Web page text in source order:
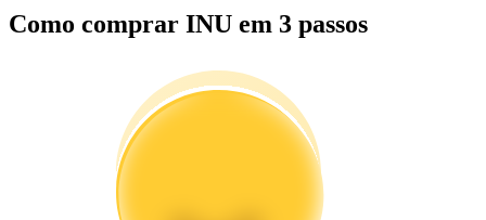
Análise de big data, incluindo informações comerciais, etc.
Como comprar INU em 3 passos